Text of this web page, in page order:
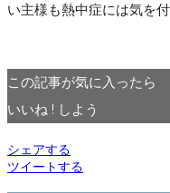
い主様も熱中症には気を付
この記事が気に入ったら
いいね ! しよう
シェアする
ツイートする